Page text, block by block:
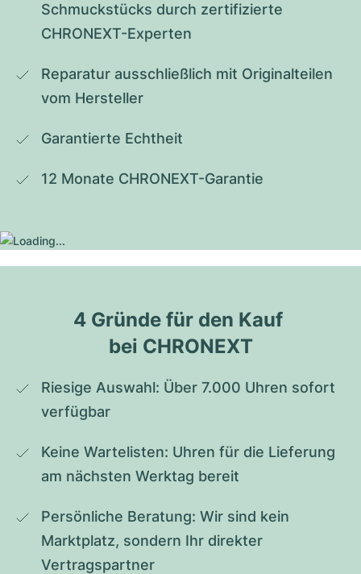
Schmuckstücks durch zertifizierte
CHRONEXT-Experten
Reparatur ausschließlich mit Originalteilen
vom Hersteller
Garantierte Echtheit
12 Monate CHRONEXT-Garantie
4 Gründe für den Kauf
bei CHRONEXT
Riesige Auswahl: Über 7.000 Uhren sofort
verfügbar
Keine Wartelisten: Uhren für die Lieferung
am nächsten Werktag bereit
Persönliche Beratung: Wir sind kein
Marktplatz, sondern Ihr direkter
Vertragspartner